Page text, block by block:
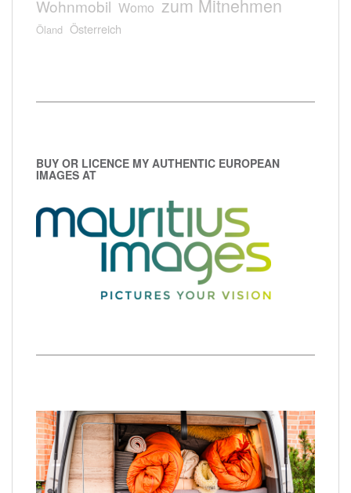
Wohnmobil Womo
Öland Österreich
BUY OR LICENCE MY AUTHENTIC EUROPEAN
IMAGES AT